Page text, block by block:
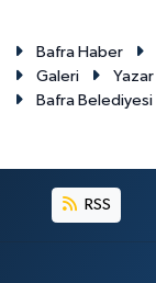
Bafra Haber
Galeri
Yazar
Bafra Belediyesi
RSS